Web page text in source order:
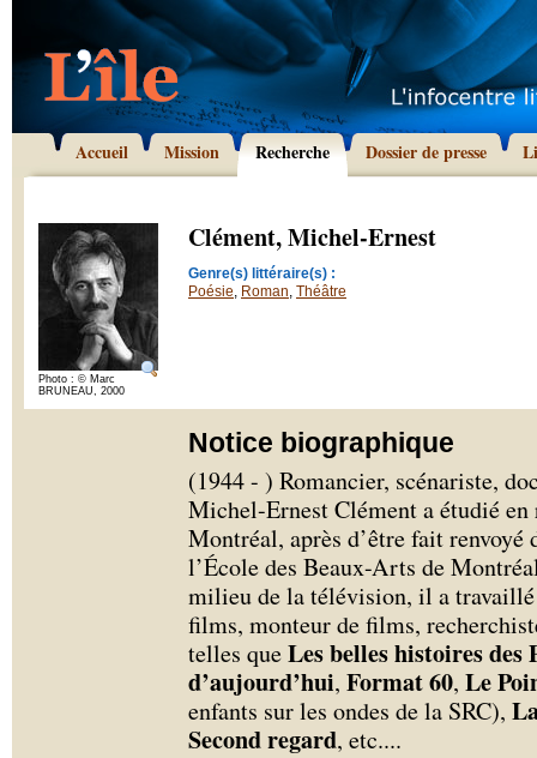
Accueil Mission Recherche Dossier de presse
Photo : © Marc
BRUNEAU, 2000
Clément, Michel-Ernest
Genre(s) littéraire(s) :
Poésie, Roman, Théâtre
Notice biographique
(1944 - ) Romancier, scénariste,
Michel-Ernest Clément a étudié
Montréal, après d’être fait
l’École des Beaux-Arts de
milieu de la télévision, il a travaillé
films, monteur de films,
telles queLes belles histoires des
d’aujourd’hui, Format 60, Le
enfants sur les ondes de la SRC),
Second regard, etc....